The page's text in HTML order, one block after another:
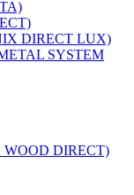
DIRECT LUX)
SYSTEM
DIRECT)